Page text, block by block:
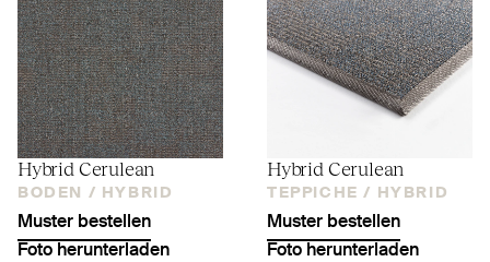
Hybrid Cerulean
BODEN / HYBRID
Muster bestellen
Foto herunterladen
Hybrid Cerulean
TEPPICHE / HYBRID
Muster bestellen
Foto herunterladen